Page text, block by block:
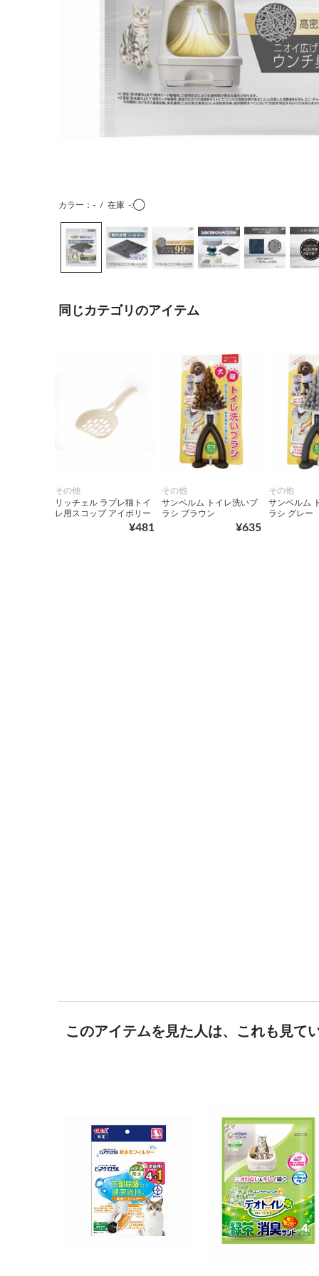
カラー：- / 在庫 -:◯
同じカテゴリのアイテム
その他
リッチェル ラプレ猫トイ
レ用スコップ アイボリー
¥481
その他
サンベルム トイレ洗いブ
ラシ ブラウン
¥635
その他
サンベルム
ラシ グレー
このアイテムを見た人は、これも見て